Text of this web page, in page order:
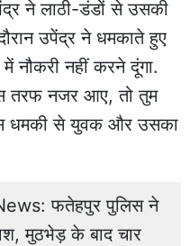
ने लाठी-डंडों से उसकी
उपेंद्र ने धमकाते हुए
नौकरी नहीं करने दूंगा.
इस तरफ नजर आए, तो तुम
धमकी से युवक और उसका
फतेहपुर पुलिस ने
मुठभेड़ के बाद चार